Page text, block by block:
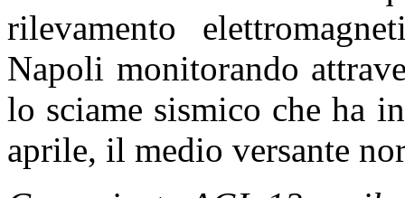
rilevamento
Napoli monitorando
lo sciame sismico che ha
aprile, il medio versante